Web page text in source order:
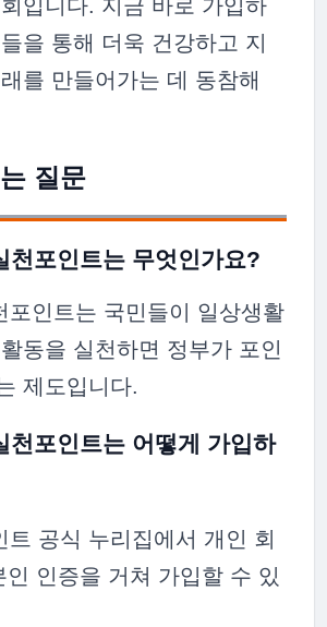
입니다. 지금 바로 가입하
을 통해 더욱 건강하고 지
를 만들어가는 데 동참해
질문
천포인트는 무엇인가요?
포인트는 국민들이 일상생활
동을 실천하면 정부가 포인
제도입니다.
천포인트는 어떻게 가입하
트 공식 누리집에서 개인 회
인 인증을 거쳐 가입할 수 있